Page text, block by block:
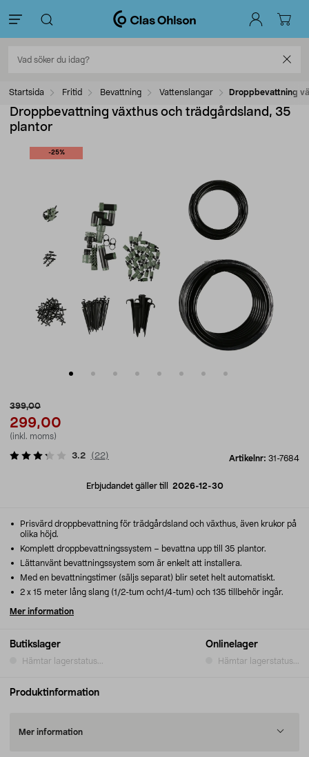
Startsida Fritid Bevattning Vattenslangar Droppbevattning
Droppbevattning växthus och trädgårdsland, 35
plantor
-25%
399,00
299,00
(inkl. moms)
Artikelnr: 31-7684
3.2 ( 22)
Erbjudandet gäller till 2026-12-30
Butikslager
Hämtar lagerstatus...
Onlinelager
Hämtar lagerstatus...
Prisvärd droppbevattning för trädgårdsland och växthus, även krukor på
olika höjd.
Komplett droppbevattningssystem – bevattna upp till 35 plantor.
Lättanvänt bevattningssystem som är enkelt att installera.
Med en bevattningstimer (säljs separat) blir setet helt automatiskt.
2 x 15 meter lång slang (1/2-tum och1/4-tum) och 135 tillbehör ingår.
Mer information
Produktinformation
Mer information